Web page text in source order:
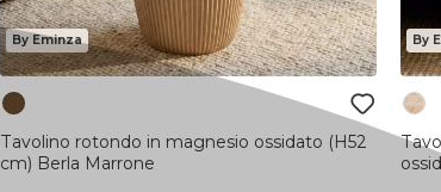
By Eminza
Tavolino rotondo in magnesio ossidato (H52
cm) Berla Marrone
By